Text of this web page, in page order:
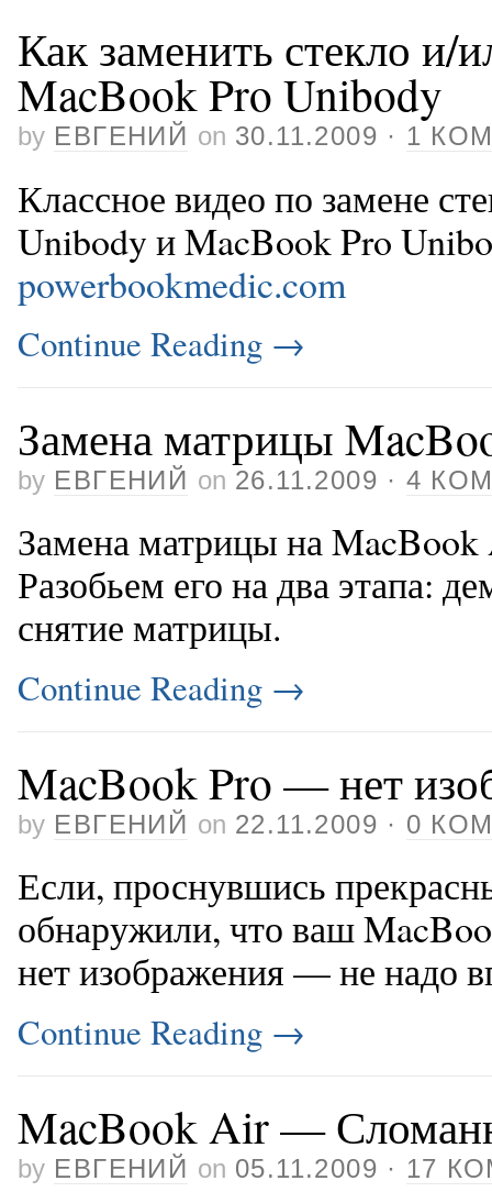
Как заменить стекло
MacBook Pro Unibody
by ЕВГЕНИЙ on 30.11.2009 · 1
Классное видео по замене
Unibody и MacBook Pro
powerbookmedic.com
Continue Reading →
Замена матрицы
by ЕВГЕНИЙ on 26.11.2009 ·4
Замена матрицы на
Разобьем его на два этапа:
снятие матрицы.
Continue Reading →
MacBook Pro — нет
by ЕВГЕНИЙ on 22.11.2009 · 0
Если, проснувшись
обнаружили, что ваш
нет изображения — не надо
Continue Reading →
MacBook Air —
by ЕВГЕНИЙ on 05.11.2009 · 17